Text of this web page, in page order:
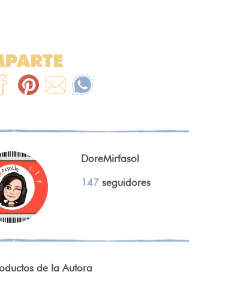
DoreMirfasol
147 seguidores
de la Autora